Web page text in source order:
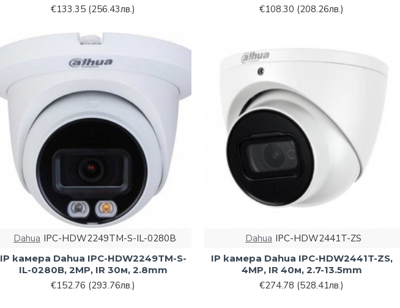
€133.35 (256.43лв.) €108.30 (208.26лв.)
Dahua IPC-HDW2249TM-S-IL-0280B
IP камера Dahua IPC-HDW2249TM-S-
IL-0280B, 2MP, IR 30м, 2.8mm
€152.76 (293.76лв.)
Dahua IPC-HDW2441T-ZS
IP камера Dahua IPC-HDW2441T-ZS,
4MP, IR 40м, 2.7-13.5mm
€274.78 (528.41лв.)